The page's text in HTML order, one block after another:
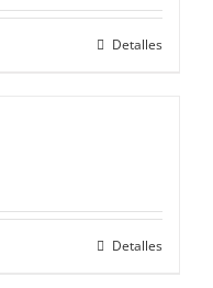
Detalles
Detalles